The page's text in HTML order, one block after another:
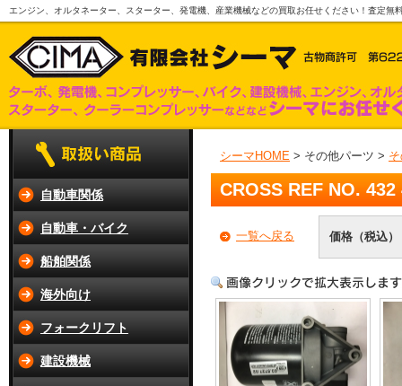
エンジン、オルタネーター、スターター、発電機、産業機械などの買取お任せください！査定
自動車関係
自動車・バイク
船舶関係
海外向け
フォークリフト
建設機械
シーマHOME > その他パーツ >
CROSS REF NO.
一覧へ戻る 価格（税込）